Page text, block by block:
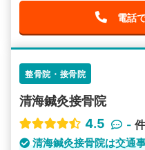
電話
整骨院・接骨院
清海鍼灸接骨院
4.5
-
清海鍼灸接骨院は交通